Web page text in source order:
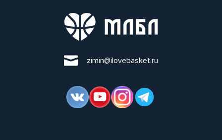
zimin@ilovebasket.ru